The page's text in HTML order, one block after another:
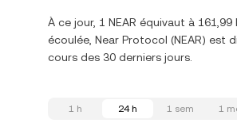
À ce jour, 1 NEAR équivaut à
écoulée, Near Protocol (NEAR) est
cours des 30 derniers jours.
1 h 24 h 1 sem 1